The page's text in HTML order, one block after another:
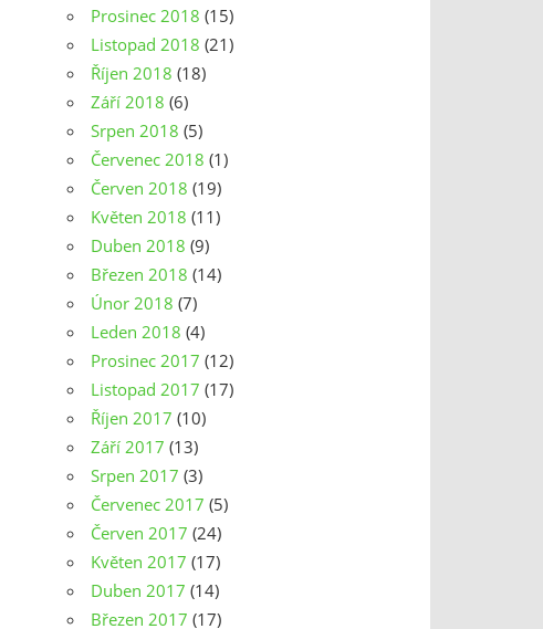
Prosinec 2018 (15)
Listopad 2018 (21)
Říjen 2018 (18)
Září 2018 (6)
Srpen 2018 (5)
Červenec 2018 (1)
Červen 2018 (19)
Květen 2018 (11)
Duben 2018 (9)
Březen 2018 (14)
Únor 2018 (7)
Leden 2018 (4)
Prosinec 2017 (12)
Listopad 2017 (17)
Říjen 2017 (10)
Září 2017 (13)
Srpen 2017 (3)
Červenec 2017 (5)
Červen 2017 (24)
Květen 2017 (17)
Duben 2017 (14)
Březen 2017 (17)